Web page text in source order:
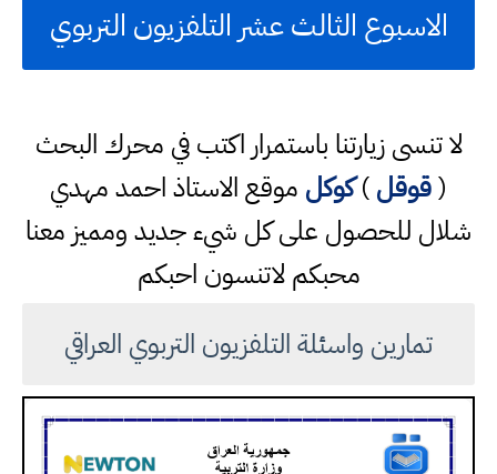
الاسبوع الثالث عشر التلفزيون التربوي
لا تنسى زيارتنا باستمرار اكتب في محرك البحث
(قوقل)كوكل موقع الاستاذ احمد مهدي
شلال للحصول على كل شيء جديد ومميز معنا
محبكم لاتنسون احبكم
تمارين واسئلة التلفزيون التربوي العراقي